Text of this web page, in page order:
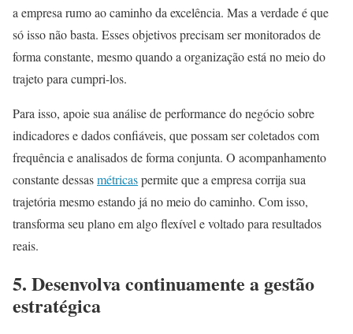
a empresa rumo ao caminho da excelência. Mas a verdade é que
só isso não basta. Esses objetivos precisam ser monitorados de
forma constante, mesmo quando a organização está no meio do
trajeto para cumpri-los.
Para isso, apoie sua análise de performance do negócio sobre
indicadores e dados confiáveis, que possam ser coletados com
frequência e analisados de forma conjunta. O acompanhamento
constante dessasmétricaspermite que a empresa corrija sua
trajetória mesmo estando já no meio do caminho. Com isso,
transforma seu plano em algo flexível e voltado para resultados
reais.
5. Desenvolva continuamente a gestão
estratégica